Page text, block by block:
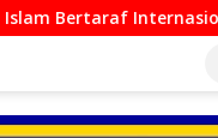
Ditreskrimum